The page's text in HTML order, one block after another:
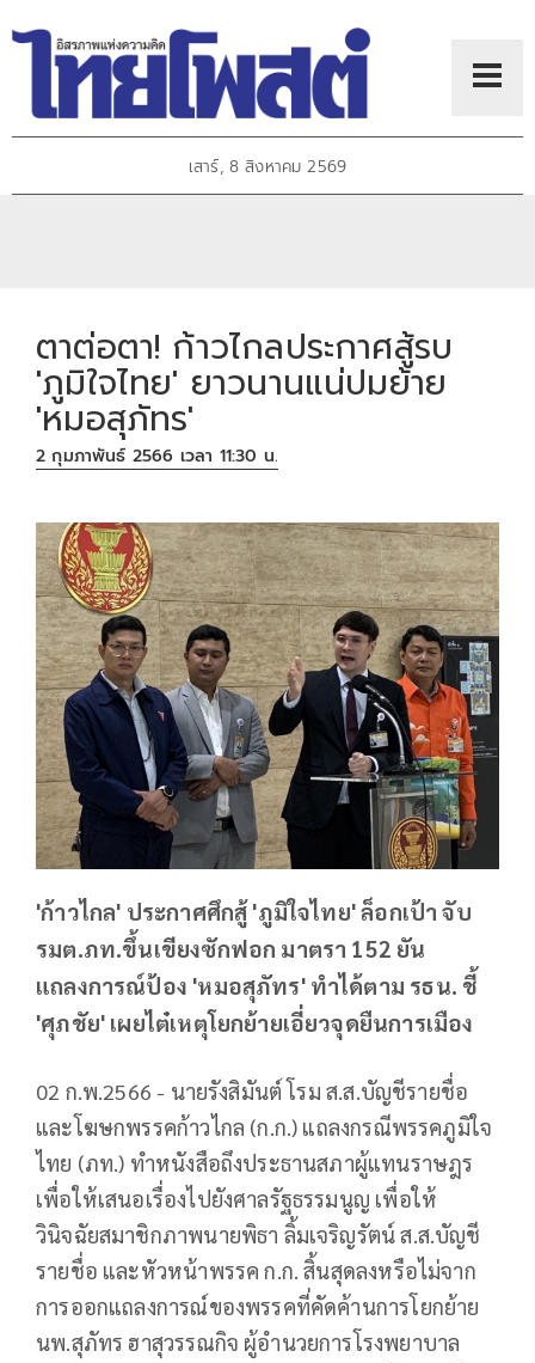
เสาร์, 8 สิงหาคม 2569
ตาต่อตา! ก้าวไกลประกาศสู้รบ
'ภูมิใจไทย' ยาวนานแน่ปมย้าย
'หมอสุภัทร'
2 กุมภาพันธ์ 2566 เวลา 11:30 น.
'ก้าวไกล' ประกาศศึกสู้ 'ภูมิใจไทย' ล็อกเป้า จับ
รมต.ภท.ขึ้นเขียงซักฟอก มาตรา 152 ยัน
แถลงการณ์ป้อง 'หมอสุภัทร' ทำได้ตาม รธน. ชี้
'ศุภชัย' เผยไต๋เหตุโยกย้ายเอี่ยวจุดยืนการเมือง
02 ก.พ.2566 - นายรังสิมันต์ โรม ส.ส.บัญชีรายชื่อ
และโฆษกพรรคก้าวไกล (ก.ก.) แถลงกรณีพรรคภูมิใจ
ไทย (ภท.) ทำหนังสือถึงประธานสภาผู้แทนราษฎร
เพื่อให้เสนอเรื่องไปยังศาลรัฐธรรมนูญ เพื่อให้
วินิจฉัยสมาชิกภาพนายพิธา ลิ้มเจริญรัตน์ ส.ส.บัญชี
รายชื่อ และหัวหน้าพรรค ก.ก. สิ้นสุดลงหรือไม่จาก
การออกแถลงการณ์ของพรรคที่คัดค้านการโยกย้าย
นพ.สุภัทร ฮาสุวรรณกิจ ผู้อำนวยการโรงพยาบาล